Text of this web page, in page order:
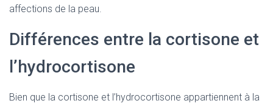
affections de la peau.
Différences entre la cortisone et
l’hydrocortisone
Bien que la cortisone et l’hydrocortisone appartiennent à la